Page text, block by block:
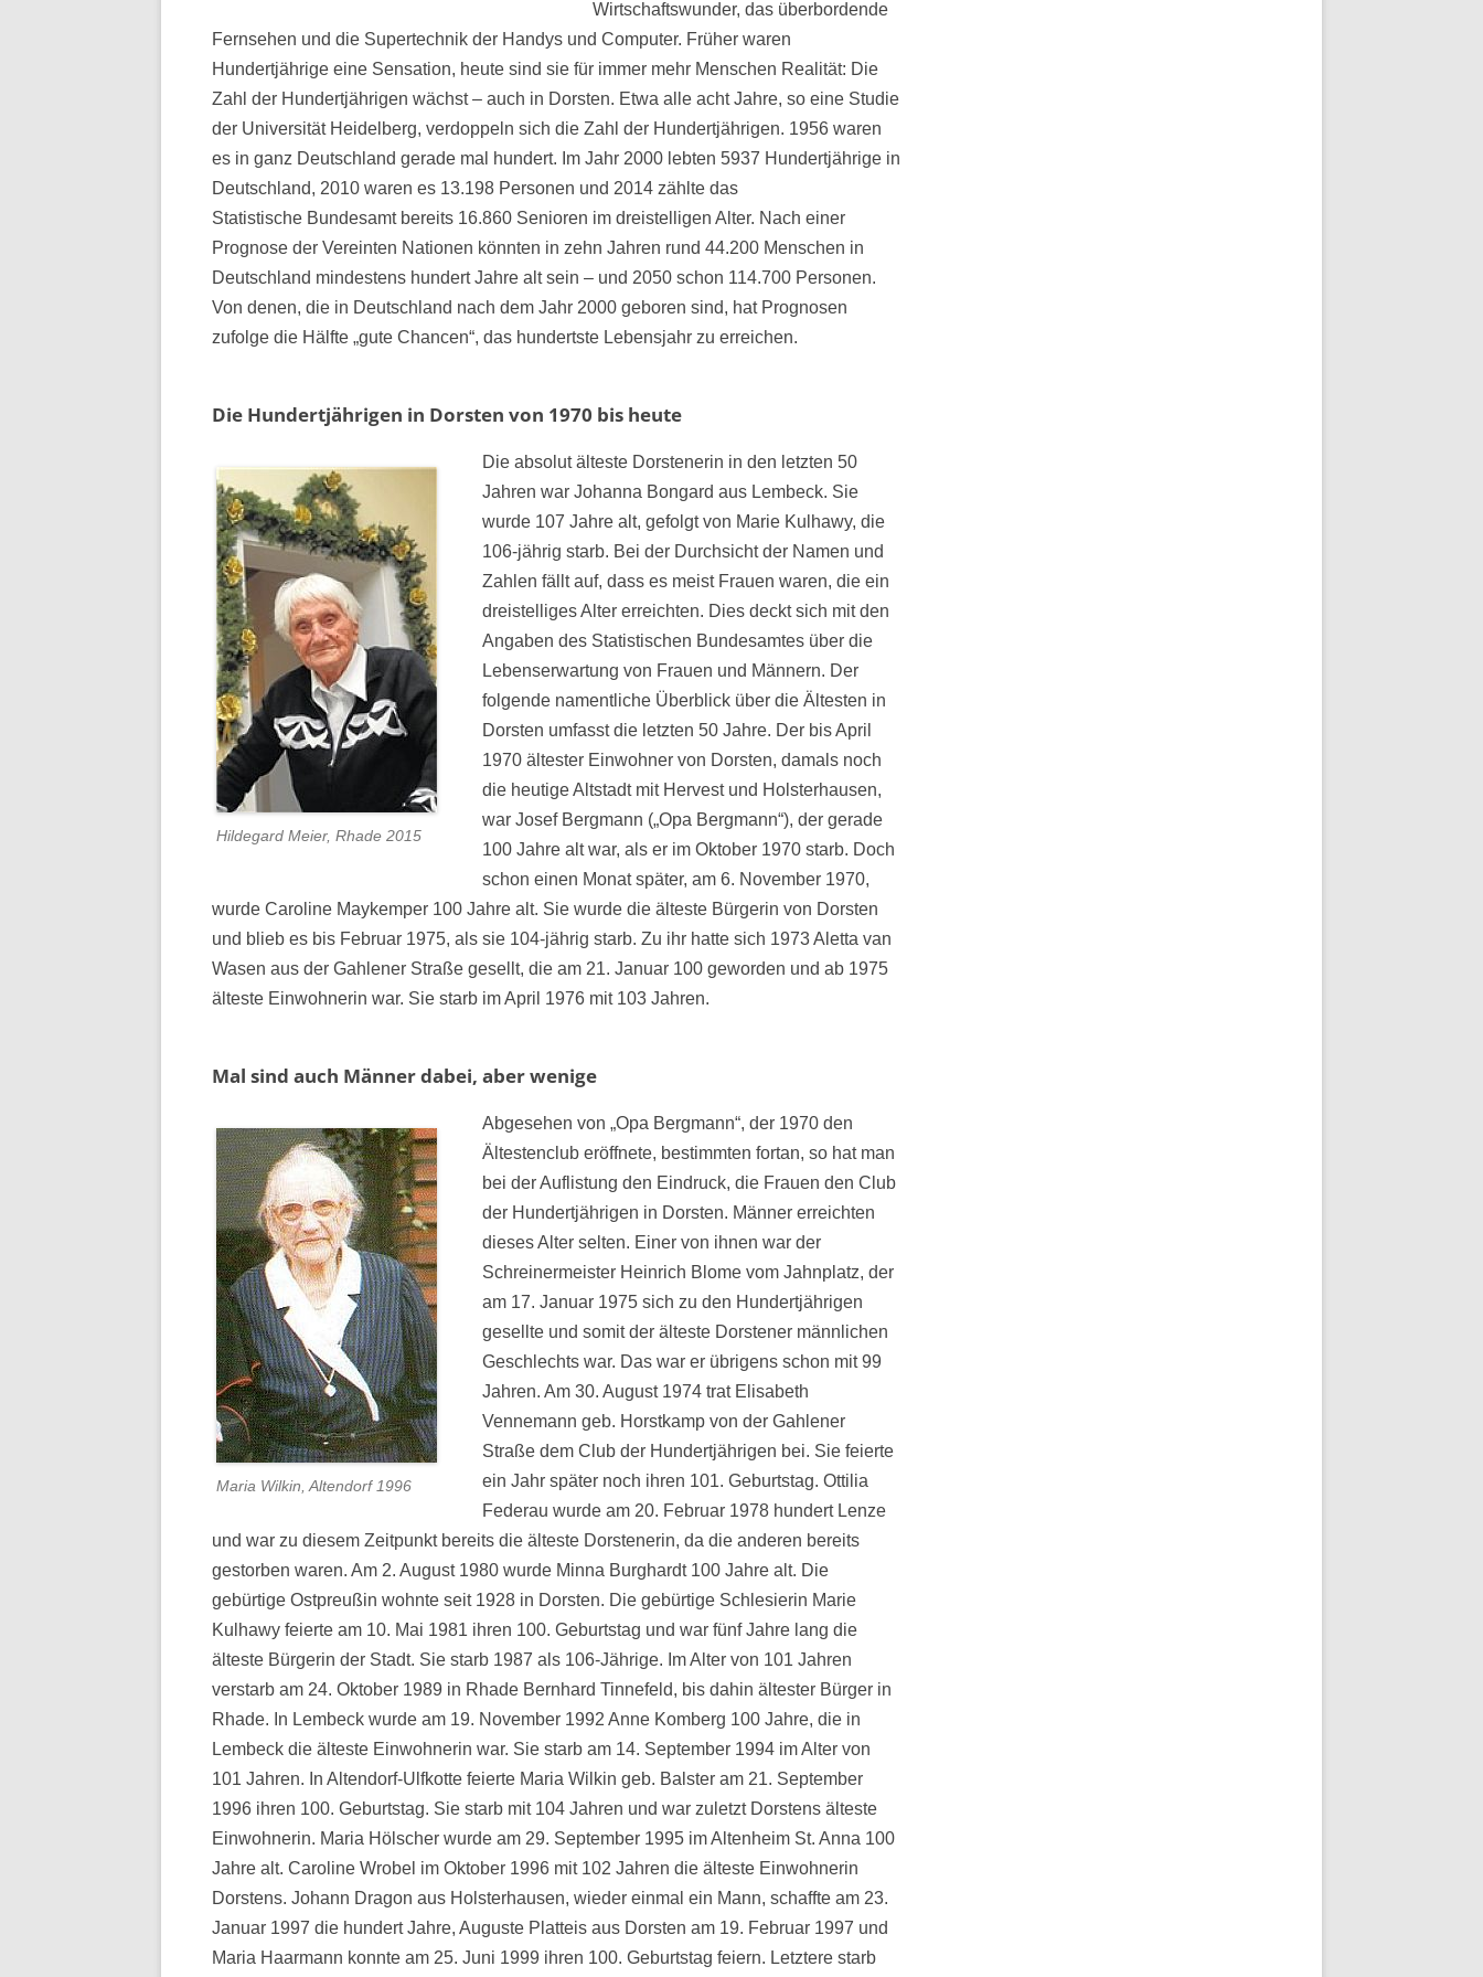
Wirtschaftswunder, das überbordende
Fernsehen und die Supertechnik der Handys und Computer. Früher waren
Hundertjährige eine Sensation, heute sind sie für immer mehr Menschen Realität: Die
Zahl der Hundertjährigen wächst – auch in Dorsten. Etwa alle acht Jahre, so eine Studie
der Universität Heidelberg, verdoppeln sich die Zahl der Hundertjährigen. 1956 waren
es in ganz Deutschland gerade mal hundert. Im Jahr 2000 lebten 5937 Hundertjährige in
Deutschland, 2010 waren es 13.198 Personen und 2014 zählte das
Statistische Bundesamt bereits 16.860 Senioren im dreistelligen Alter. Nach einer
Prognose der Vereinten Nationen könnten in zehn Jahren rund 44.200 Menschen in
Deutschland mindestens hundert Jahre alt sein – und 2050 schon 114.700 Personen.
Von denen, die in Deutschland nach dem Jahr 2000 geboren sind, hat Prognosen
zufolge die Hälfte „gute Chancen“, das hundertste Lebensjahr zu erreichen.
Die Hundertjährigen in Dorsten von 1970 bis heute
Hildegard Meier, Rhade 2015
Die absolut älteste Dorstenerin in den letzten 50
Jahren war Johanna Bongard aus Lembeck. Sie
wurde 107 Jahre alt, gefolgt von Marie Kulhawy, die
106-jährig starb. Bei der Durchsicht der Namen und
Zahlen fällt auf, dass es meist Frauen waren, die ein
dreistelliges Alter erreichten. Dies deckt sich mit den
Angaben des Statistischen Bundesamtes über die
Lebenserwartung von Frauen und Männern. Der
folgende namentliche Überblick über die Ältesten in
Dorsten umfasst die letzten 50 Jahre. Der bis April
1970 ältester Einwohner von Dorsten, damals noch
die heutige Altstadt mit Hervest und Holsterhausen,
war Josef Bergmann („Opa Bergmann“), der gerade
100 Jahre alt war, als er im Oktober 1970 starb. Doch
schon einen Monat später, am 6. November 1970,
wurde Caroline Maykemper 100 Jahre alt. Sie wurde die älteste Bürgerin von Dorsten
und blieb es bis Februar 1975, als sie 104-jährig starb. Zu ihr hatte sich 1973 Aletta van
Wasen aus der Gahlener Straße gesellt, die am 21. Januar 100 geworden und ab 1975
älteste Einwohnerin war. Sie starb im April 1976 mit 103 Jahren.
Mal sind auch Männer dabei, aber wenige
Maria Wilkin, Altendorf 1996
Abgesehen von „Opa Bergmann“, der 1970 den
Ältestenclub eröffnete, bestimmten fortan, so hat man
bei der Auflistung den Eindruck, die Frauen den Club
der Hundertjährigen in Dorsten. Männer erreichten
dieses Alter selten. Einer von ihnen war der
Schreinermeister Heinrich Blome vom Jahnplatz, der
am 17. Januar 1975 sich zu den Hundertjährigen
gesellte und somit der älteste Dorstener männlichen
Geschlechts war. Das war er übrigens schon mit 99
Jahren. Am 30. August 1974 trat Elisabeth
Vennemann geb. Horstkamp von der Gahlener
Straße dem Club der Hundertjährigen bei. Sie feierte
ein Jahr später noch ihren 101. Geburtstag. Ottilia
Federau wurde am 20. Februar 1978 hundert Lenze
und war zu diesem Zeitpunkt bereits die älteste Dorstenerin, da die anderen bereits
gestorben waren. Am 2. August 1980 wurde Minna Burghardt 100 Jahre alt. Die
gebürtige Ostpreußin wohnte seit 1928 in Dorsten. Die gebürtige Schlesierin Marie
Kulhawy feierte am 10. Mai 1981 ihren 100. Geburtstag und war fünf Jahre lang die
älteste Bürgerin der Stadt. Sie starb 1987 als 106-Jährige. Im Alter von 101 Jahren
verstarb am 24. Oktober 1989 in Rhade Bernhard Tinnefeld, bis dahin ältester Bürger in
Rhade. In Lembeck wurde am 19. November 1992 Anne Komberg 100 Jahre, die in
Lembeck die älteste Einwohnerin war. Sie starb am 14. September 1994 im Alter von
101 Jahren. In Altendorf-Ulfkotte feierte Maria Wilkin geb. Balster am 21. September
1996 ihren 100. Geburtstag. Sie starb mit 104 Jahren und war zuletzt Dorstens älteste
Einwohnerin. Maria Hölscher wurde am 29. September 1995 im Altenheim St. Anna 100
Jahre alt. Caroline Wrobel im Oktober 1996 mit 102 Jahren die älteste Einwohnerin
Dorstens. Johann Dragon aus Holsterhausen, wieder einmal ein Mann, schaffte am 23.
Januar 1997 die hundert Jahre, Auguste Platteis aus Dorsten am 19. Februar 1997 und
Maria Haarmann konnte am 25. Juni 1999 ihren 100. Geburtstag feiern. Letztere starb